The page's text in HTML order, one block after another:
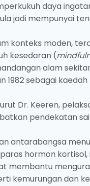
daya
jadi mempunyai
konteks moden,
kesedaran (
alam
1982 sebagai
Dr. Keeren,
pendekatan
antarabangsa
hormon
membantu
kemurungan dan